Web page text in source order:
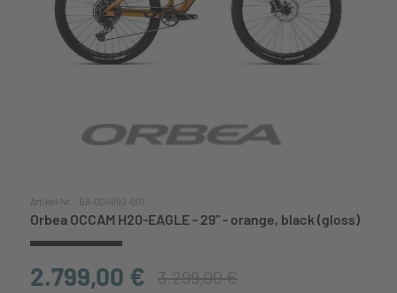
Artikel-Nr.: BA-0014192-001
Orbea OCCAM H20-EAGLE - 29" - orange, black (gloss)
2.799,00 € 3.299,00 €